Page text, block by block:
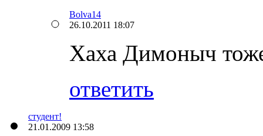
Bolva14
26.10.2011 18:07
Хаха Димоныч
ответить
студент!
21.01.2009 13:58